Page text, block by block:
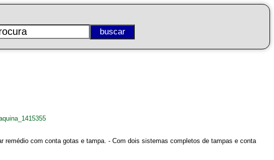
com conta gotas e tampa. - Com dois sistemas completos de tampas e conta